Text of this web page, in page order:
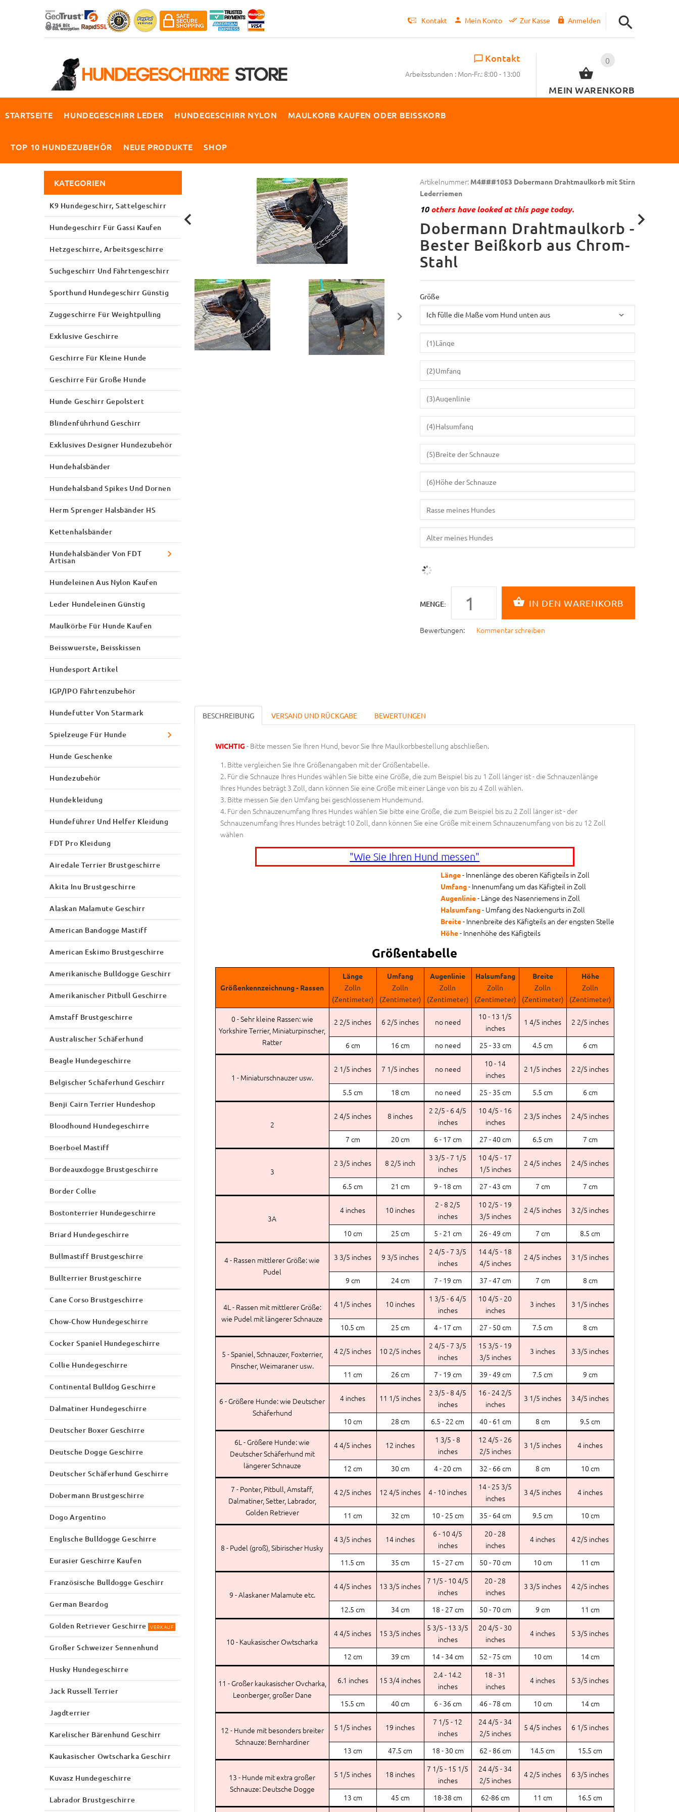
Kontakt Mein Konto Zur Kasse Anmelden
0
MEIN WARENKORB
Kontakt
Arbeitsstunden : Mon-Fr.: 8:00 - 13:00
STARTSEITE HUNDEGESCHIRR LEDER HUNDEGESCHIRR NYLON MAULKORB KAUFEN ODER BEISSKORB
TOP 10 HUNDEZUBEHÖR NEUE PRODUKTE SHOP
Artikelnummer: M4###1053 Dobermann Drahtmaulkorb mit Stirn
Lederriemen
10others have looked at this page today.
Dobermann Drahtmaulkorb -
Bester Beißkorb aus Chrom-
Stahl
Größe
MENGE:
Bewertungen: Kommentar schreiben
BESCHREIBUNG VERSAND UND RÜCKGABE BEWERTUNGEN
WICHTIG - Bitte messen Sie Ihren Hund, bevor Sie Ihre Maulkorbbestellung abschließen.
Bitte vergleichen Sie Ihre Größenangaben mit der Größentabelle.
Für die Schnauze Ihres Hundes wählen Sie bitte eine Größe, die zum Beispiel bis zu 1 Zoll länger ist - die Schnauzenlänge
Ihres Hundes beträgt 3 Zoll, dann können Sie eine Größe mit einer Länge von bis zu 4 Zoll wählen.
Bitte messen Sie den Umfang bei geschlossenem Hundemund.
Für den Schnauzenumfang Ihres Hundes wählen Sie bitte eine Größe, die zum Beispiel bis zu 2 Zoll länger ist - der
Schnauzenumfang Ihres Hundes beträgt 10 Zoll, dann können Sie eine Größe mit einem Schnauzenumfang von bis zu 12 Zoll
wählen
"Wie Sie Ihren Hund messen"
Länge- Innenlänge des oberen Käfigteils in Zoll
Umfang- Innenumfang um das Käfigteil in Zoll
Augenlinie- Länge des Nasenriemens in Zoll
Halsumfang- Umfang des Nackengurts in Zoll
Breite- Innenbreite des Käfigteils an der engsten Stelle
Höhe- Innenhöhe des Käfigteils
Größentabelle
Größenkennzeichnung - Rassen
Länge
Zolln
(Zentimeter)
Umfang
Zolln
(Zentimeter)
Augenlinie
Zolln
(Zentimeter)
Halsumfang
Zolln
(Zentimeter)
Breite
Zolln
(Zentimeter)
Höhe
Zolln
(Zentimeter)
0 - Sehr kleine Rassen: wie
Yorkshire Terrier, Miniaturpinscher,
Ratter
2 2/5 inches 6 2/5 inches no need
10 - 13 1/5
inches
1 4/5 inches 2 2/5 inches
6 cm 16 cm no need 25 - 33 cm 4.5 cm 6 cm
1 - Miniaturschnauzer usw.
2 1/5 inches 7 1/5 inches no need
10 - 14
inches
2 1/5 inches 2 2/5 inches
5.5 cm 18 cm no need 25 - 35 cm 5.5 cm 6 cm
2
2 4/5 inches 8 inches
2 2/5 - 6 4/5
inches
10 4/5 - 16
inches
2 3/5 inches 2 4/5 inches
7 cm 20 cm 6 - 17 cm 27 - 40 cm 6.5 cm 7 cm
3
2 3/5 inches 8 2/5 inch
3 3/5 - 7 1/5
inches
10 4/5 - 17
1/5 inches
2 4/5 inches 2 4/5 inches
6.5 cm 21 cm 9 - 18 cm 27 - 43 cm 7 cm 7 cm
3A
4 inches 10 inches
2 - 8 2/5
inches
10 2/5 - 19
3/5 inches
2 4/5 inches 3 2/5 inches
10 cm 25 cm 5 - 21 cm 26 - 49 cm 7 cm 8.5 cm
4 - Rassen mittlerer Größe: wie
Pudel
3 3/5 inches 9 3/5 inches
2 4/5 - 7 3/5
inches
14 4/5 - 18
4/5 inches
2 4/5 inches 3 1/5 inches
9 cm 24 cm 7 - 19 cm 37 - 47 cm 7 cm 8 cm
4L - Rassen mit mittlerer Größe:
wie Pudel mit längerer Schnauze
4 1/5 inches 10 inches
1 3/5 - 6 4/5
inches
10 4/5 - 20
inches
3 inches 3 1/5 inches
10.5 cm 25 cm 4 - 17 cm 27 - 50 cm 7.5 cm 8 cm
5 - Spaniel, Schnauzer, Foxterrier,
Pinscher, Weimaraner usw.
4 2/5 inches 10 2/5 inches
2 4/5 - 7 3/5
inches
15 3/5 - 19
3/5 inches
3 inches 3 3/5 inches
11 cm 26 cm 7 - 19 cm 39 - 49 cm 7.5 cm 9 cm
6 - Größere Hunde: wie Deutscher
Schäferhund
4 inches 11 1/5 inches
2 3/5 - 8 4/5
inches
16 - 24 2/5
inches
3 1/5 inches 3 4/5 inches
10 cm 28 cm 6.5 - 22 cm 40 - 61 cm 8 cm 9.5 cm
6L - Größere Hunde: wie
Deutscher Schäferhund mit
längerer Schnauze
4 4/5 inches 12 inches
1 3/5 - 8
inches
12 4/5 - 26
2/5 inches
3 1/5 inches 4 inches
12 cm 30 cm 4 - 20 cm 32 - 66 cm 8 cm 10 cm
7 - Ponter, Pitbull, Amstaff,
Dalmatiner, Setter, Labrador,
Golden Retriever
4 2/5 inches 12 4/5 inches 4 - 10 inches
14 - 25 3/5
inches
3 4/5 inches 4 inches
11 cm 32 cm 10 - 25 cm 35 - 64 cm 9.5 cm 10 cm
8 - Pudel (groß), Sibirischer Husky
4 3/5 inches 14 inches
6 - 10 4/5
inches
20 - 28
inches
4 inches 4 2/5 inches
11.5 cm 35 cm 15 - 27 cm 50 - 70 cm 10 cm 11 cm
9 - Alaskaner Malamute etc.
4 4/5 inches 13 3/5 inches
7 1/5 - 10 4/5
inches
20 - 28
inches
3 3/5 inches 4 2/5 inches
12.5 cm 34 cm 18 - 27 cm 50 - 70 cm 9 cm 11 cm
10 - Kaukasischer Owtscharka
4 4/5 inches 15 3/5 inches
5 3/5 - 13 3/5
inches
20 4/5 - 30
inches
4 inches 5 3/5 inches
12 cm 39 cm 14 - 34 cm 52 - 75 cm 10 cm 14 cm
11 - Großer kaukasischer Ovcharka,
Leonberger, großer Dane
6.1 inches 15 3/4 inches
2.4 - 14.2
inches
18 - 31
inches
4 inches 5 3/5 inches
15.5 cm 40 cm 6 - 36 cm 46 - 78 cm 10 cm 14 cm
12 - Hunde mit besonders breiter
Schnauze: Bernhardiner
5 1/5 inches 19 inches
7 1/5 - 12
inches
24 4/5 - 34
2/5 inches
5 4/5 inches 6 1/5 inches
13 cm 47.5 cm 18 - 30 cm 62 - 86 cm 14.5 cm 15.5 cm
13 - Hunde mit extra großer
Schnauze: Deutsche Dogge
5 1/5 inches 18 inches
7 1/5 - 15 1/5
inches
24 4/5 - 34
2/5 inches
4 2/5 inches 6 3/5 inches
13 cm 45 cm 18-38 cm 62-86 cm 11 cm
16.5 cm
KATEGORIEN
K9 Hundegeschirr, Sattelgeschirr
Hundegeschirr Für Gassi Kaufen
Hetzgeschirre, Arbeitsgeschirre
Suchgeschirr Und Fährtengeschirr
Sporthund Hundegeschirr Günstig
Zuggeschirre Für Weightpulling
Exklusive Geschirre
Geschirre Für Kleine Hunde
Geschirre Für Große Hunde
Hunde Geschirr Gepolstert
Blindenführhund Geschirr
Exklusives Designer Hundezubehör
Hundehalsbänder
Hundehalsband Spikes Und Dornen
Herm Sprenger Halsbänder HS
Kettenhalsbänder
Hundehalsbänder Von FDT
Artisan
Hundeleinen Aus Nylon Kaufen
Leder Hundeleinen Günstig
Maulkörbe Für Hunde Kaufen
Beisswuerste, Beisskissen
Hundesport Artikel
IGP/IPO Fährtenzubehör
Hundefutter Von Starmark
Spielzeuge Für Hunde
Hunde Geschenke
Hundezubehör
Hundekleidung
Hundeführer Und Helfer Kleidung
FDT Pro Kleidung
Airedale Terrier Brustgeschirre
Akita Inu Brustgeschirre
Alaskan Malamute Geschirr
American Bandogge Mastiff
American Eskimo Brustgeschirre
Amerikanische Bulldogge Geschirr
Amerikanischer Pitbull Geschirre
Amstaff Brustgeschirre
Australischer Schäferhund
Beagle Hundegeschirre
Belgischer Schäferhund Geschirr
Benji Cairn Terrier Hundeshop
Bloodhound Hundegeschirre
Boerboel Mastiff
Bordeauxdogge Brustgeschirre
Border Collie
Bostonterrier Hundegeschirre
Briard Hundegeschirre
Bullmastiff Brustgeschirre
Bullterrier Brustgeschirre
Cane Corso Brustgeschirre
Chow-Chow Hundegeschirre
Cocker Spaniel Hundegeschirre
Collie Hundegeschirre
Continental Bulldog Geschirre
Dalmatiner Hundegeschirre
Deutscher Boxer Geschirre
Deutsche Dogge Geschirre
Deutscher Schäferhund Geschirre
Dobermann Brustgeschirre
Dogo Argentino
Englische Bulldogge Geschirre
Eurasier Geschirre Kaufen
Französische Bulldogge Geschirr
German Beardog
Golden Retriever Geschirre VERKAUF
Großer Schweizer Sennenhund
Husky Hundegeschirre
Jack Russell Terrier
Jagdterrier
Karelischer Bärenhund Geschirr
Kaukasischer Owtscharka Geschirr
Kuvasz Hundegeschirre
Labrador Brustgeschirre